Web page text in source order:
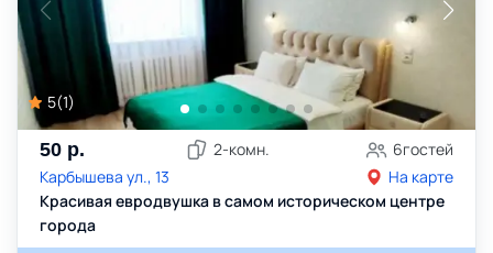
5(1)
50 р. 2-комн. 6гостей
Карбышева ул., 13
На карте
Красивая евродвушка в самом историческом центре
города